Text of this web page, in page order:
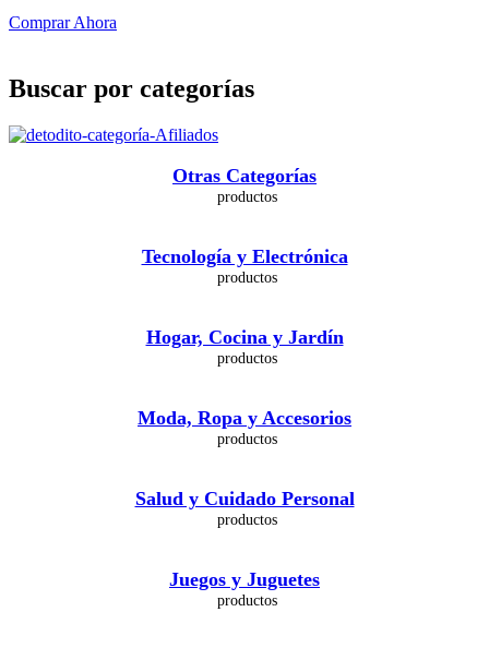
Comprar Ahora
Buscar por categorías
Otras Categorías
Tecnología y Electrónica
Hogar, Cocina y Jardín
Moda, Ropa y Accesorios
Salud y Cuidado Personal
Juegos y Juguetes